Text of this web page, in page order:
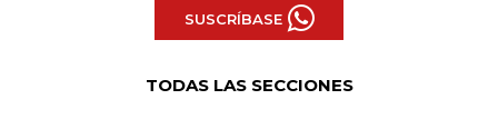
SUSCRÍBASE
TODAS LAS SECCIONES